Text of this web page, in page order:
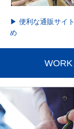
▶ 便利な通販サイ
め